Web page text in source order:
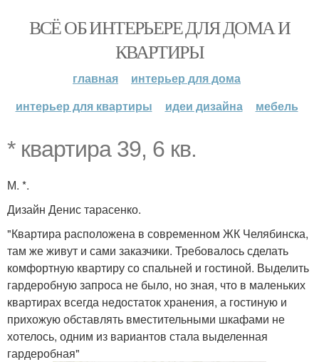
ВСЁ ОБ ИНТЕРЬЕРЕ ДЛЯ ДОМА И
КВАРТИРЫ
главная
интерьер для дома
интерьер для квартиры
идеи дизайна мебель
* квартира 39, 6 кв.
М. *.
Дизайн Денис тарасенко.
"Квартира расположена в современном ЖК Челябинска,
там же живут и сами заказчики. Требовалось сделать
комфортную квартиру со спальней и гостиной. Выделить
гардеробную запроса не было, но зная, что в маленьких
квартирах всегда недостаток хранения, а гостиную и
прихожую обставлять вместительными шкафами не
хотелось, одним из вариантов стала выделенная
гардеробная"